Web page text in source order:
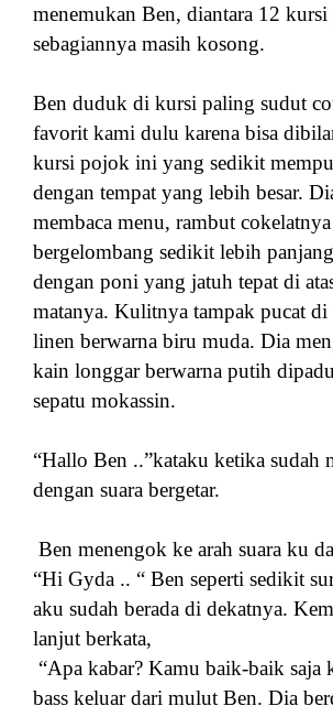
menemukan Ben, diantara 12 kursi
sebagiannya masih kosong.
Ben duduk di kursi paling sudut
favorit kami dulu karena bisa
kursi pojok ini yang sedikit
dengan tempat yang lebih besar.
membaca menu, rambut
bergelombang sedikit lebih
dengan poni yang jatuh tepat di
matanya. Kulitnya tampak pucat
linen berwarna biru muda. Dia
kain longgar berwarna putih
sepatu mokassin.
“Hallo Ben ..”kataku ketika sudah
dengan suara bergetar.
Ben menengok ke arah suara ku
“Hi Gyda .. “ Ben seperti sedikit
aku sudah berada di dekatnya.
lanjut berkata,
“Apa kabar? Kamu baik-baik saja
bass keluar dari mulut Ben. Dia